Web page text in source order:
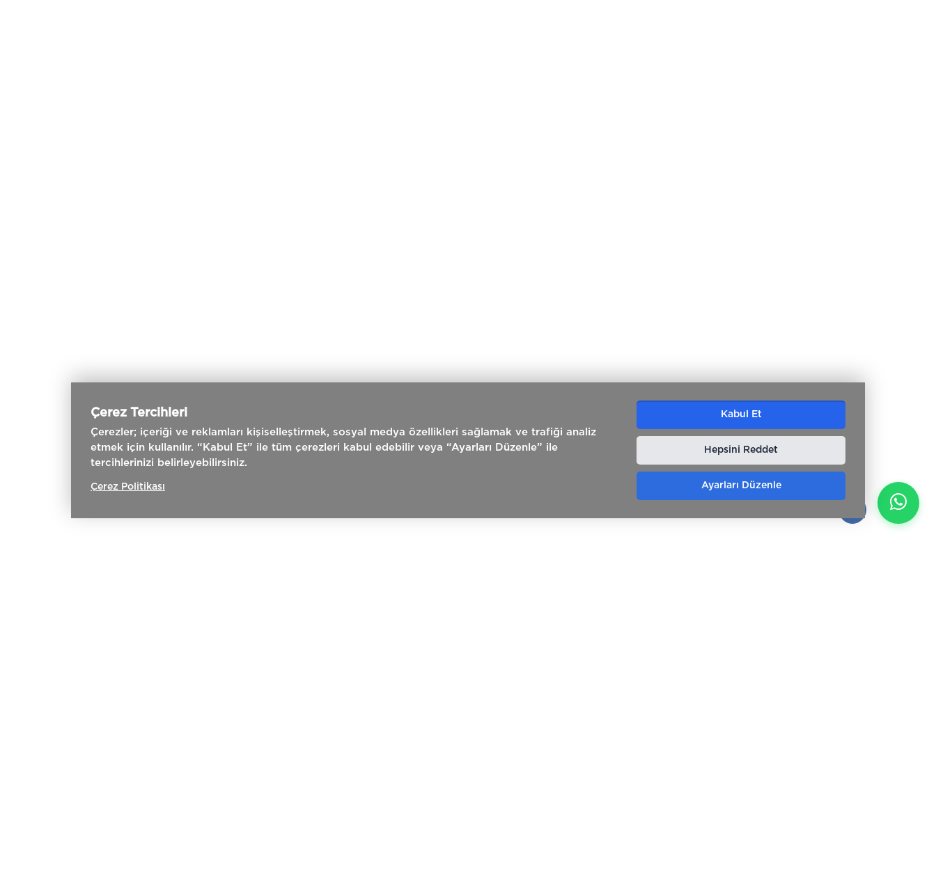
Çerez Tercihleri
Çerezler; içeriği ve reklamları kişiselleştirmek, sosyal medya özellikleri sağlamak ve trafiği analiz
etmek için kullanılır. “Kabul Et” ile tüm çerezleri kabul edebilir veya “Ayarları Düzenle” ile
tercihlerinizi belirleyebilirsiniz.
Çerez Politikası
Kabul Et
Hepsini Reddet
Ayarları Düzenle